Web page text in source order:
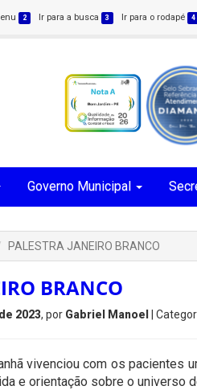
2 Ir para a busca 3 Ir para o rodapé 4
Governo Municipal
PALESTRA JANEIRO BRANCO
BRANCO
2023, por Gabriel Manoel |
vivenciou com os pacientes
e orientação sobre o universo